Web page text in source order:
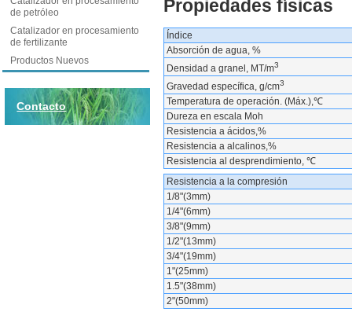
de petróleo
Catalizador en procesamiento
de fertilizante
Productos Nuevos
Contacto
Propiedades físicas
Índice
Absorción de agua, %
Densidad a granel, MT/m3
Gravedad específica, g/cm3
Temperatura de operación. (Máx.),℃
Dureza en escala Moh
Resistencia a ácidos,%
Resistencia a alcalinos,%
Resistencia al desprendimiento, ℃
Resistencia a la compresión
1/8"(3mm)
1/4"(6mm)
3/8"(9mm)
1/2"(13mm)
3/4"(19mm)
1"(25mm)
1.5"(38mm)
2"(50mm)